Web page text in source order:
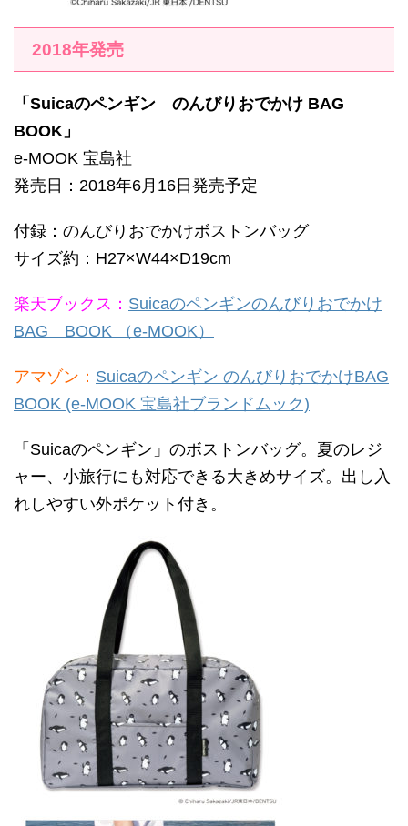
2018年発売
「Suicaのペンギン のんびりおでかけ BAG
BOOK」
e-MOOK 宝島社
発売日：2018年6月16日発売予定
付録：のんびりおでかけボストンバッグ
サイズ約：H27×W44×D19cm
楽天ブックス： Suicaのペンギンのんびりおでかけ
BAG BOOK （e-MOOK）
アマゾン： Suicaのペンギン のんびりおでかけBAG
BOOK (e-MOOK 宝島社ブランドムック)
「Suicaのペンギン」のボストンバッグ。夏のレジ
ャー、小旅行にも対応できる大きめサイズ。出し入
れしやすい外ポケット付き。